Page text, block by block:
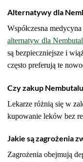
Alternatywy dla
Współczesna
alternatyw dla
są bezpieczniejsze i
często preferują te
Czy zakup
Lekarze różnią się w
kupowanie leków bez
Jakie są zagrożenia
Zagrożenia obejmują